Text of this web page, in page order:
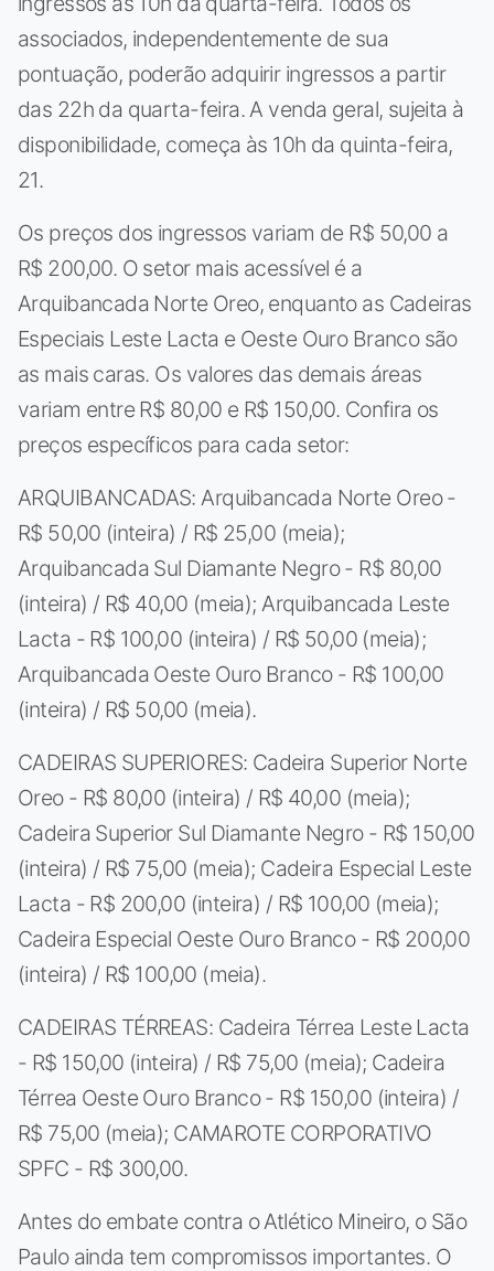
associados, independentemente de sua
pontuação, poderão adquirir ingressos a partir
das 22h da quarta-feira. A venda geral, sujeita à
disponibilidade, começa às 10h da quinta-feira,
21.
Os preços dos ingressos variam de R$ 50,00 a
R$ 200,00. O setor mais acessível é a
Arquibancada Norte Oreo, enquanto as Cadeiras
Especiais Leste Lacta e Oeste Ouro Branco são
as mais caras. Os valores das demais áreas
variam entre R$ 80,00 e R$ 150,00. Confira os
preços específicos para cada setor:
ARQUIBANCADAS: Arquibancada Norte Oreo -
R$ 50,00 (inteira) / R$ 25,00 (meia);
Arquibancada Sul Diamante Negro - R$ 80,00
(inteira) / R$ 40,00 (meia); Arquibancada Leste
Lacta - R$ 100,00 (inteira) / R$ 50,00 (meia);
Arquibancada Oeste Ouro Branco - R$ 100,00
(inteira) / R$ 50,00 (meia).
CADEIRAS SUPERIORES: Cadeira Superior Norte
Oreo - R$ 80,00 (inteira) / R$ 40,00 (meia);
Cadeira Superior Sul Diamante Negro - R$ 150,00
(inteira) / R$ 75,00 (meia); Cadeira Especial Leste
Lacta - R$ 200,00 (inteira) / R$ 100,00 (meia);
Cadeira Especial Oeste Ouro Branco - R$ 200,00
(inteira) / R$ 100,00 (meia).
CADEIRAS TÉRREAS: Cadeira Térrea Leste Lacta
- R$ 150,00 (inteira) / R$ 75,00 (meia); Cadeira
Térrea Oeste Ouro Branco - R$ 150,00 (inteira) /
R$ 75,00 (meia); CAMAROTE CORPORATIVO
SPFC - R$ 300,00.
Antes do embate contra o Atlético Mineiro, o São
Paulo ainda tem compromissos importantes. O